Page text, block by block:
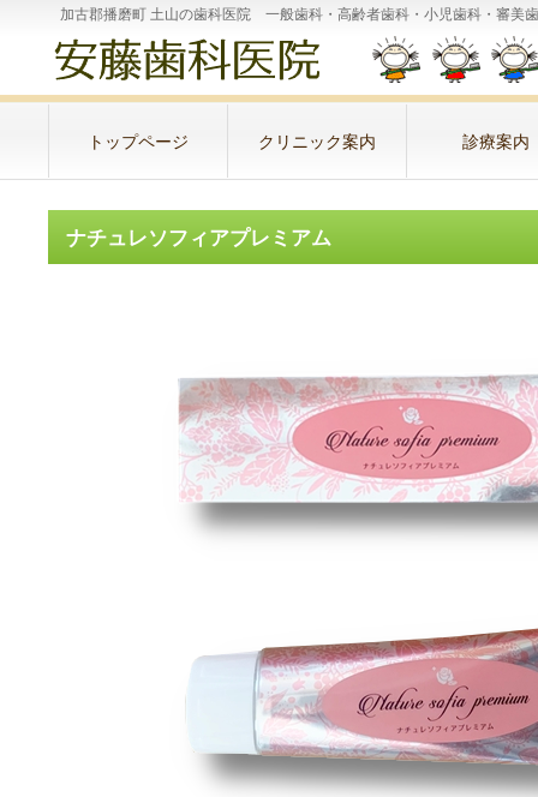
加古郡播磨町 土山の歯科医院 一般歯科・高齢者歯科・小児
ナチュレソフィアプレミアム
トップページ クリニック案内 診療案内